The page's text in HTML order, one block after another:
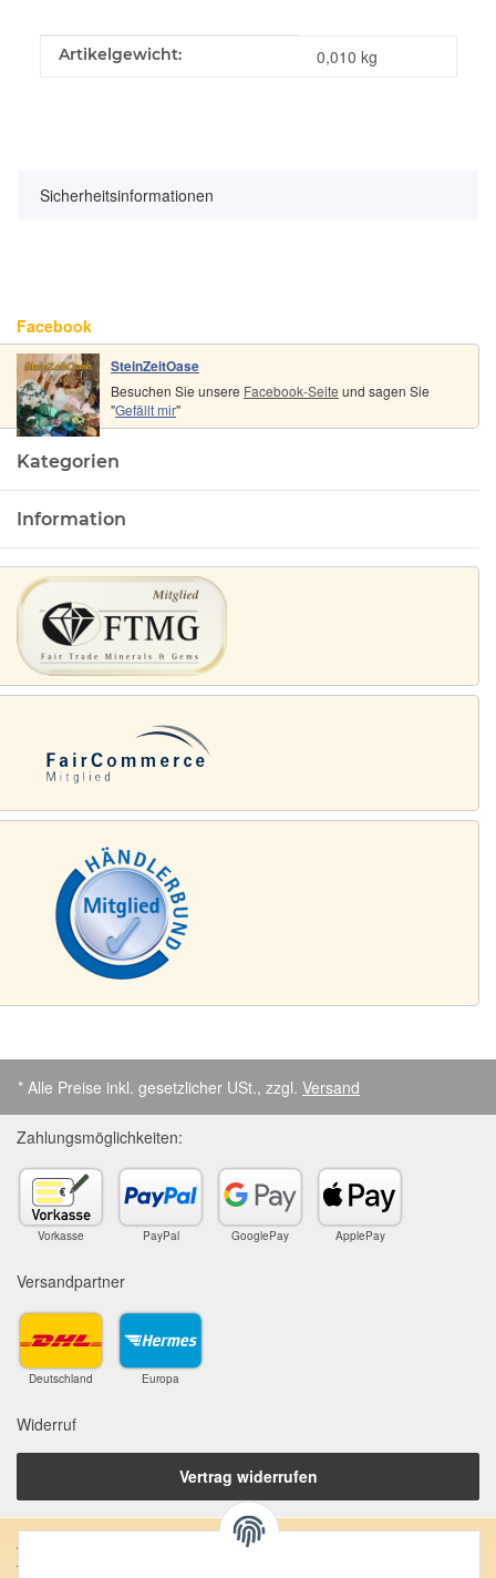
Produkteigenschaft
Wert
Artikelgewicht: 0,010 kg
Sicherheitsinformationen
Facebook
SteinZeitOase
Besuchen Sie unsere Facebook-Seite und sagen Sie
"Gefällt mir"
Kategorien
Information
* Alle Preise inkl. gesetzlicher USt., zzgl. Versand
Zahlungsmöglichkeiten:
Vorkasse PayPal GooglePay ApplePay
Versandpartner
Deutschland Europa
Widerruf
Vertrag widerrufen
Anschrift: